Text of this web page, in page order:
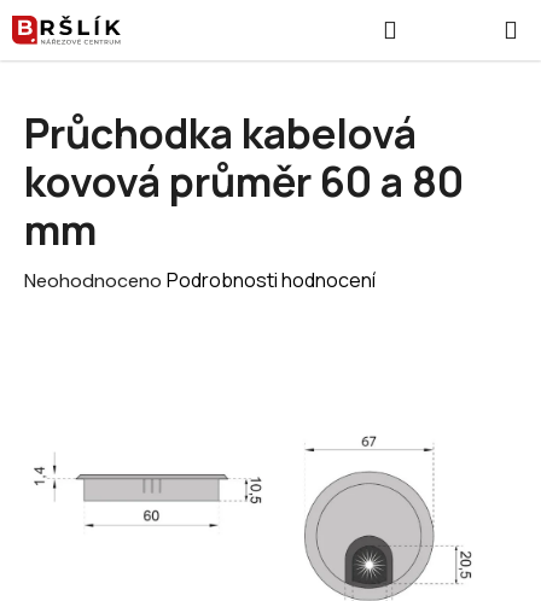
Přejít na obsah
Průchodka kabelová
kovová průměr 60 a 80
mm
Průměrné hodnocení produktu je 0,0 z 5 hvězdiček.
Neohodnoceno Podrobnosti hodnocení